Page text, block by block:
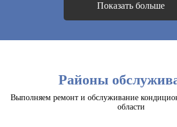
Показать больше
Районы
Выполняем ремонт и обслуживание
области